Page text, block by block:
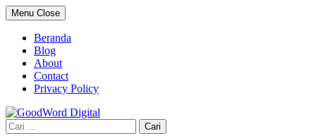
Skip
to
content
Menu Close
Beranda
Blog
About
Contact
Privacy Policy
Cari